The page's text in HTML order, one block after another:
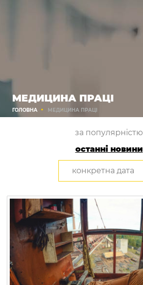
МЕДИЦИНА ПРАЦІ
ГОЛОВНА МЕДИЦИНА ПРАЦІ
за популярністю
останні новини
конкретна дата